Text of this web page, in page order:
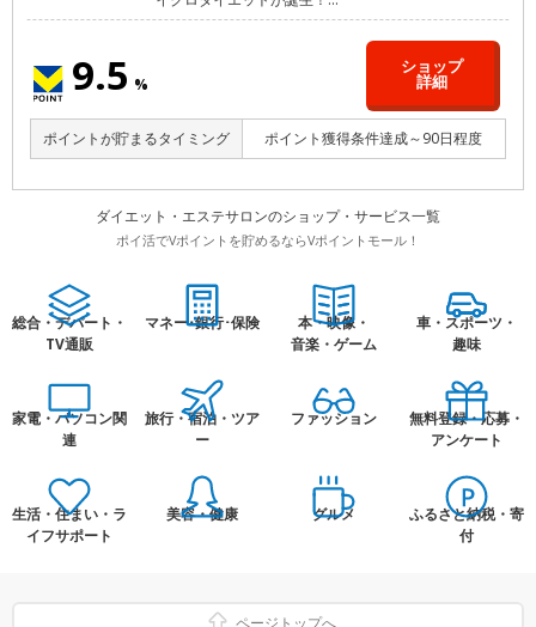
9.5 %
ショップ
詳細
ポイントが貯まるタイミング ポイント獲得条件達成～90日程度
ダイエット・エステサロンのショップ・サービス一覧
ポイ活でVポイントを貯めるならVポイントモール！
総合・デパート・
TV通販
マネー･銀行･保険
本・映像・
音楽・ゲーム
車・スポーツ・
趣味
家電・パソコン関
連
旅行・宿泊・ツア
ー
ファッション
無料登録・応募・
アンケート
生活・住まい・ラ
イフサポート
美容・健康 グルメ
ふるさと納税・寄
付
ページトップへ